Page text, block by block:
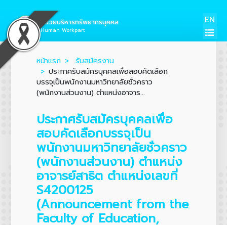
หน่วยบริหารทรัพยากรบุคคล
Human Workpart
EN
หน้าแรก
รับสมัครงาน
ประกาศรับสมัครบุคคลเพื่อสอบคัดเลือก
บรรจุเป็นพนักงานมหาวิทยาลัยชั่วคราว
(พนักงานส่วนงาน) ตำแหน่งอาจาร...
ประกาศรับสมัครบุคคลเพื่อ
สอบคัดเลือกบรรจุเป็น
พนักงานมหาวิทยาลัยชั่วคราว
(พนักงานส่วนงาน) ตำแหน่ง
อาจารย์สาธิต ตำแหน่งเลขที่
S4200125
(Announcement from the
Faculty of Education,